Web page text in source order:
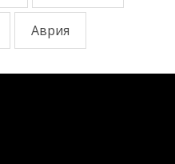
Аврия